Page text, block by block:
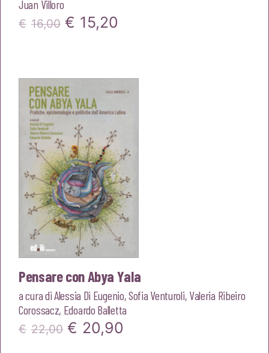
Juan Villoro
€ 16,00 Il
era:
€16,00.
€ 15,20
è:
€15,20.
Pensare con Abya Yala
a cura diAlessia Di Eugenio,Sofia Venturoli, Valeria Ribeiro
Corossacz, Edoardo Balletta
€ 22,00 Il
€ 20,90